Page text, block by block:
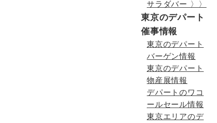
サラダバー 〉〉
東京のデパート
催事情報
東京のデパート
バーゲン情報
東京のデパート
物産展情報
デパートのワコ
ールセール情報
東京エリアのデ